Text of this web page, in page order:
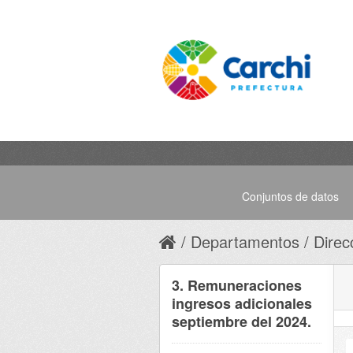
Conjuntos de datos
Departamentos
3. Remuneraciones
ingresos adicionales
septiembre del 2024.